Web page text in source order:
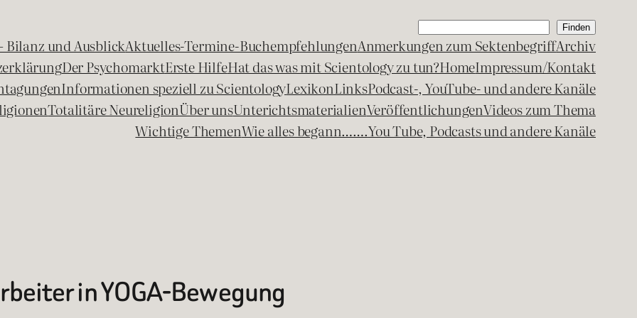
Suchen Finden
Bilanz und AusblickAktuelles-Termine-BuchempfehlungenAnmerkungen zum SektenbegriffArchiv
Der PsychomarktErste HilfeHat das was mit Scientology zu tun?HomeImpressum/Kontakt
Informationen speziell zu ScientologyLexikonLinksPodcast-, YouTube- und andere Kanäle
Totalitäre NeureligionÜber unsUnterichtsmaterialienVeröffentlichungenVideos zum Thema
Wichtige ThemenWie alles begann…….You Tube, Podcasts und andere Kanäle
in YOGA-Bewegung